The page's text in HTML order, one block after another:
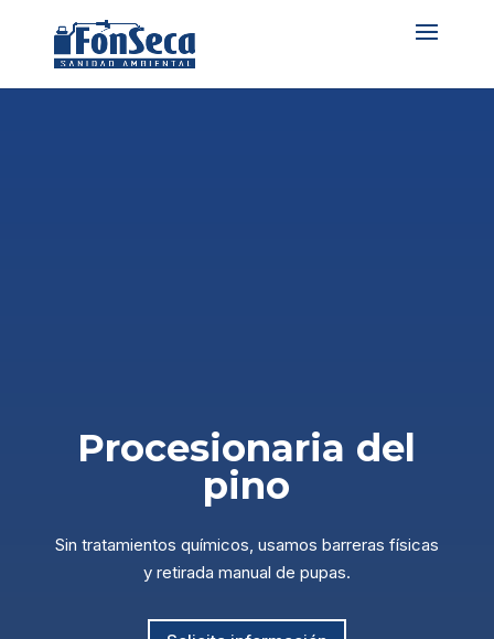
Procesionaria del
pino
Sin tratamientos químicos, usamos barreras físicas
y retirada manual de pupas.